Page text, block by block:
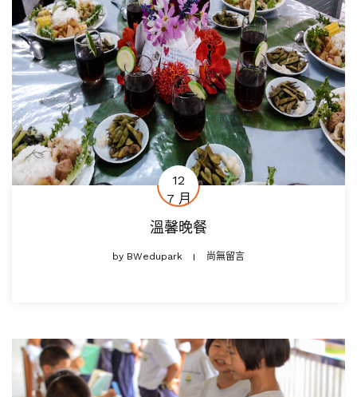
12
7 月
溫馨晚餐
by BWedupark 尚無留言